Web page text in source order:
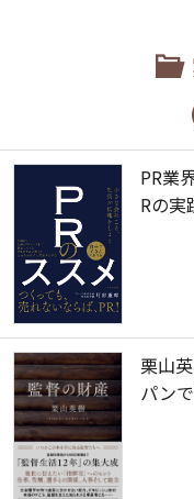
PR業
Rの実
栗山
パン